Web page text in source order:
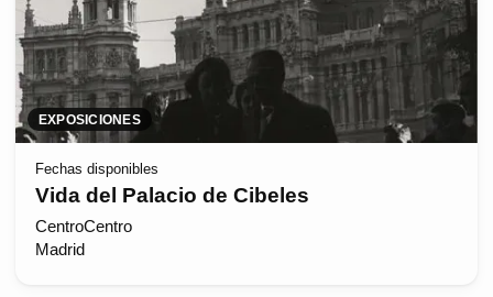
EXPOSICIONES
Fechas disponibles
Vida del Palacio de Cibeles
CentroCentro
Madrid